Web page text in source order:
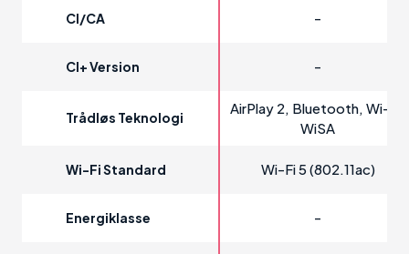
CI/CA -
CI+ Version -
Trådløs Teknologi
AirPlay 2, Bluetooth, Wi-Fi,
WiSA
Wi-Fi Standard Wi-Fi 5 (802.11ac)
Energiklasse -